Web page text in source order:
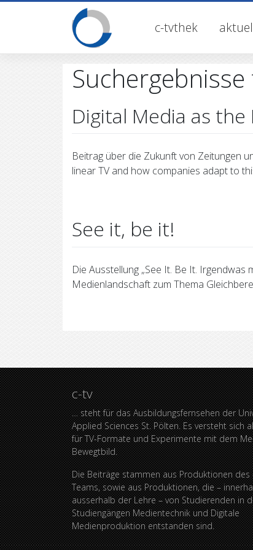
c-tvthek
Digital Media as
Beitrag über die Zukunft von Zeitungen
linear TV and how companies adapt to
See it, be it!
Die Ausstellung „See It. Be It.
Medienlandschaft zum Thema
c-tv
… steht für das Ausbildungsfernsehen der
Applied Sciences St. Pölten. Es versteht sich
für TV-Formate und Experimente mit dem
Bewegtbild.
Die Beiträge stammen aus Produktionen des
Teams, sowie aus Produktionen, die –
ausserhalb der Lehre – von Studierenden in
Studiengängen Medientechnik und Digitale
Medienproduktion entstanden sind.